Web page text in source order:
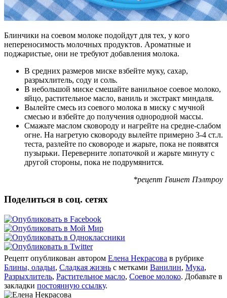
Блинчики на соевом молоке подойдут для тех, у кого
непереносимость молочных продуктов. Ароматные и
поджаристые, они не требуют добавления молока.
В средних размеров миске взбейте муку, сахар,
разрыхлитель, соду и соль.
В небольшой миске смешайте ванильное соевое молоко,
яйцо, растительное масло, ваниль и экстракт миндаля.
Вылейте смесь из соевого молока в миску с мучной
смесью и взбейте до получения однородной массы.
Смажьте маслом сковороду и нагрейте на средне-слабом
огне. На нагретую сковороду вылейте примерно 3-4 ст.л.
теста, разлейте по сковороде и жарьте, пока не появятся
пузырьки. Переверните лопаточкой и жарьте минуту с
другой стороны, пока не подрумянится.
*рецепт Гвинет Пэлтроу
Поделиться в соц. сетях
Рецепт опубликован автором Елена Некрасова в рубрике
Блины, оладьи, Сладкая жизнь с метками Ванилин, Мука,
Разрыхлитель, Растительное масло, Соевое молоко. Добавьте в
закладки постоянную ссылку.